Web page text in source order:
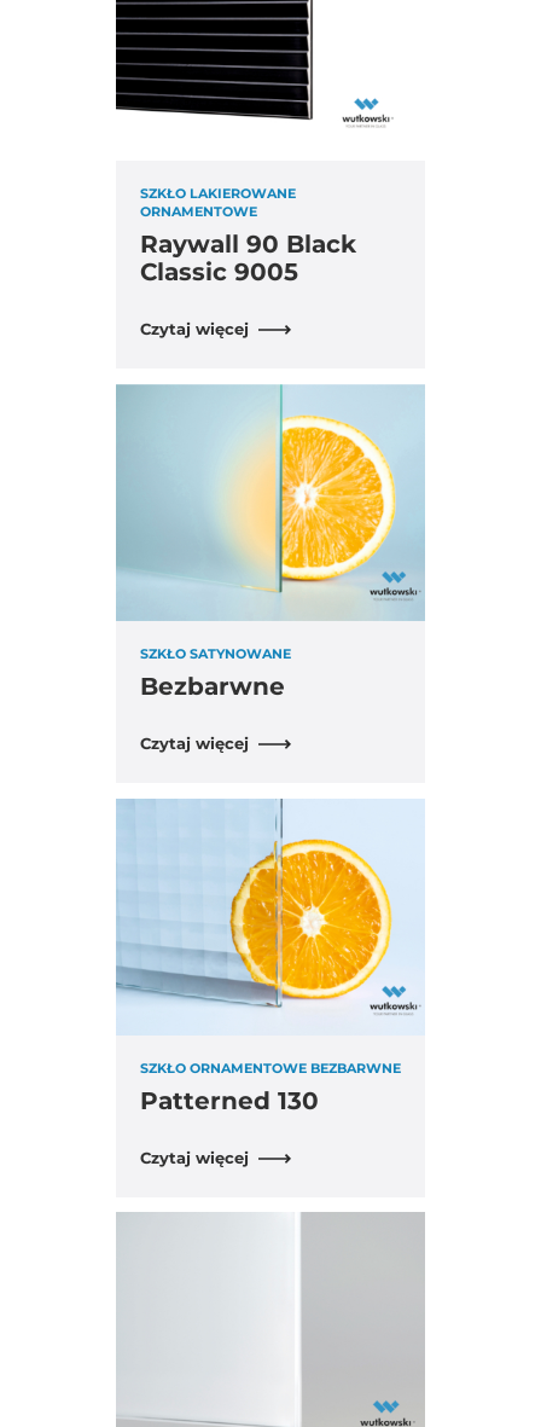
SZKŁO LAKIEROWANE
ORNAMENTOWE
Raywall 90 Black
Classic 9005
Czytaj więcej
SZKŁO SATYNOWANE
Bezbarwne
Czytaj więcej
SZKŁO ORNAMENTOWE BEZBARWNE
Patterned 130
Czytaj więcej